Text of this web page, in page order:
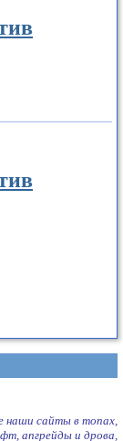
наши сайты в топах,
апгрейды и дрова,